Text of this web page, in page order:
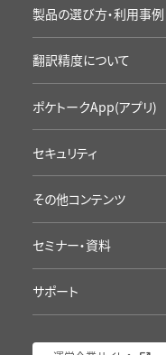
アクセサリ・保証
通信SIMの延長
お試し・レンタル
導入事例
カンファレンスに
学校の授業に
製品の選び方・利用事例
学校の事例
翻訳精度について
ポケトークApp(アプリ)
Google Playへ
アプリ評価を見る
セキュリティ
その他コンテンツ
ポケトーク徹底検証
ポケトーク流の語学学習
セミナー・資料
サポート